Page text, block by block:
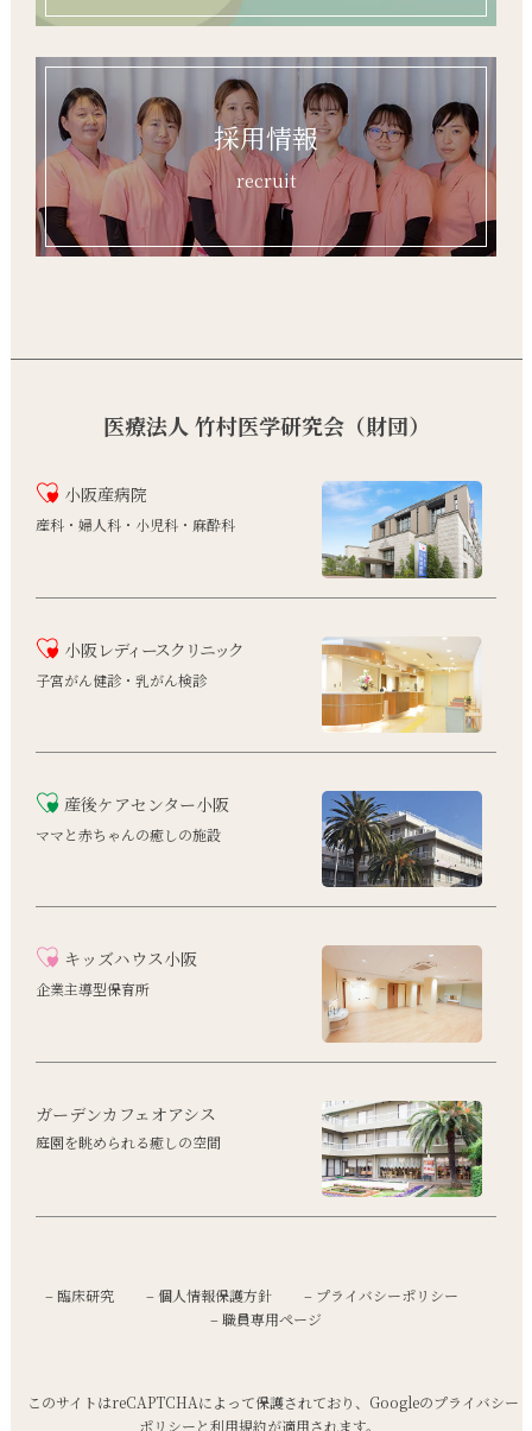
採用情報
recruit
医療法人 竹村医学研究会（財団）
小阪産病院
産科・婦人科・小児科・麻酔科
小阪 レディースクリニック
子宮がん健診・乳がん検診
産後ケアセンター小阪
ママと赤ちゃんの癒しの施設
キッズハウス小阪
企業主導型保育所
ガーデンカフェオアシス
庭園を眺められる癒しの空間
– 臨床研究 – 個人情報保護方針
– プライバシーポリシー
– 職員専用ページ
このサイトはreCAPTCHAによって保護されており、Googleのプライバシー
ポリシーと利用規約が適用されます。